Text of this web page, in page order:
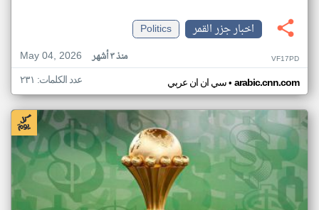
اخبار جزر القمر
Politics
May 04, 2026
منذ ٣ أشهر VF17PD
سي ان ان عربي• arabic.cnn.com عدد الكلمات: ٢٣١